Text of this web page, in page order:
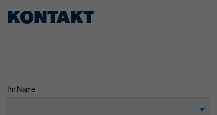
KONTAKT
Ihr Name*